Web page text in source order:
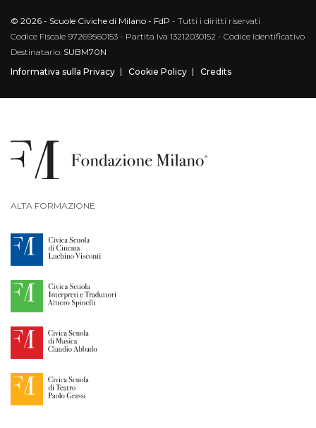
© 2026 - Scuole Civiche di Milano - FdP - Tutti i diritti riservati
Codice Fiscale 97269560153 - Partita Iva 13212030152 - Codice Identificativo
Destinatario: SUBM70N
Informativa sulla Privacy
Cookie Policy Credits
ALTA FORMAZIONE